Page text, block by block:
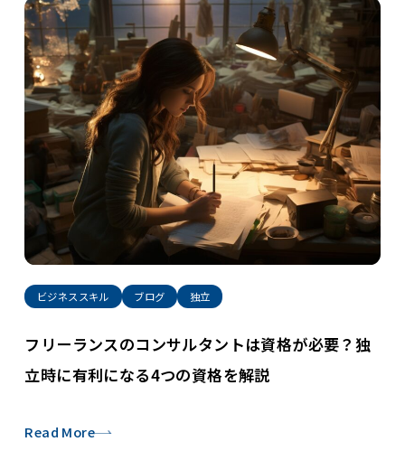
ビジネススキル ブログ 独立
フリーランスのコンサルタントは資格が必要？独
立時に有利になる4つの資格を解説
Read More